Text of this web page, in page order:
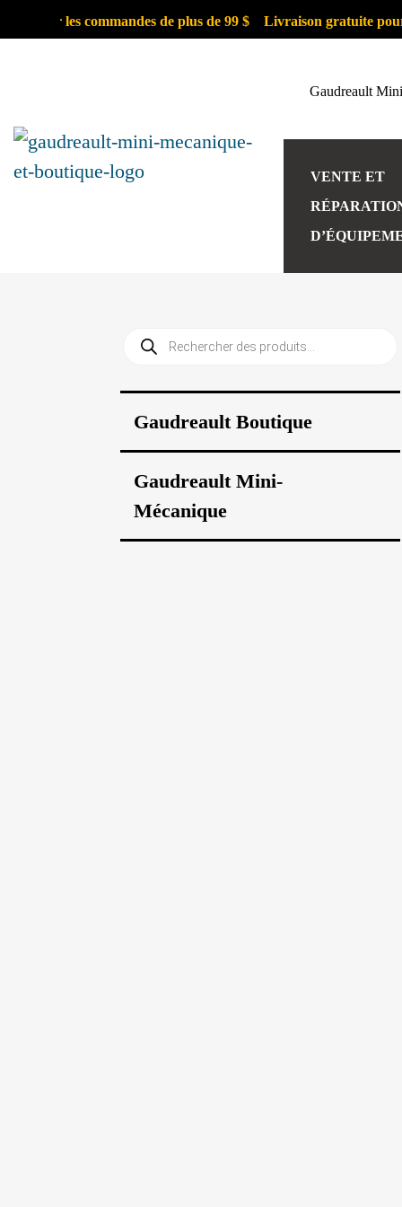
les commandes de plus de 99 $ Livraison gratuite pour les
Gaudreault
VENTE ET
Recherche
de
Gaudreault Boutique
Gaudreault Mini-
Mécanique